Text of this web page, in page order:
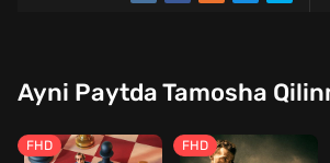
Ayni Paytda Tamosha
FHD FHD